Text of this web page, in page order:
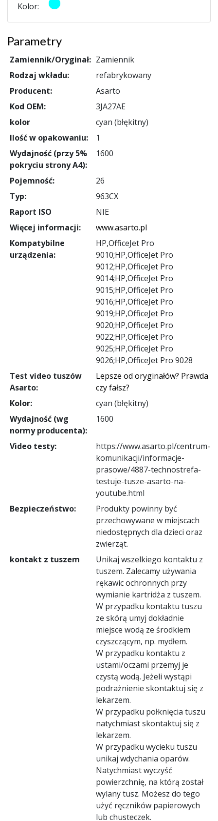
Kolor:
Parametry
Zamiennik/Oryginał: Zamiennik
Rodzaj wkładu:
refabrykowany
Producent:
Asarto
Kod OEM:
3JA27AE
kolor
cyan (błękitny)
Ilość w opakowaniu:
1
Wydajność (przy 5%
pokryciu strony A4):
1600
Pojemność:
26
Typ:
963CX
Raport ISO
NIE
Więcej informacji:
www.asarto.pl
Kompatybilne
urządzenia:
HP,OfficeJet Pro
9010;HP,OfficeJet Pro
9012;HP,OfficeJet Pro
9014;HP,OfficeJet Pro
9015;HP,OfficeJet Pro
9016;HP,OfficeJet Pro
9019;HP,OfficeJet Pro
9020;HP,OfficeJet Pro
9022;HP,OfficeJet Pro
9025;HP,OfficeJet Pro
9026;HP,OfficeJet Pro 9028
Test video tuszów
Asarto:
Lepsze od oryginałów? Prawda
czy fałsz?
Kolor:
cyan (błękitny)
Wydajność (wg
normy producenta):
1600
Video testy:
https://www.asarto.pl/centrum-
komunikacji/informacje-
prasowe/4887-technostrefa-
testuje-tusze-asarto-na-
youtube.html
Bezpieczeństwo:
Produkty powinny być
przechowywane w miejscach
niedostępnych dla dzieci oraz
zwierząt.
kontakt z tuszem
Unikaj wszelkiego kontaktu z
tuszem. Zalecamy używania
rękawic ochronnych przy
wymianie kartridża z tuszem.
W przypadku kontaktu tuszu
ze skórą umyj dokładnie
miejsce wodą ze środkiem
czyszczącym, np. mydłem.
W przypadku kontaktu z
ustami/oczami przemyj je
czystą wodą. Jeżeli wystąpi
podrażnienie skontaktuj się z
lekarzem.
W przypadku połknięcia tuszu
natychmiast skontaktuj się z
lekarzem.
W przypadku wycieku tuszu
unikaj wdychania oparów.
Natychmiast wyczyść
powierzchnię, na którą został
wylany tusz. Możesz do tego
użyć ręczników papierowych
lub chusteczek.